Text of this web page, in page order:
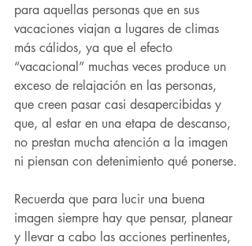
para aquellas personas que en sus
vacaciones viajan a lugares de climas
más cálidos, ya que el efecto
“vacacional” muchas veces produce un
exceso de relajación en las personas,
que creen pasar casi desapercibidas y
que, al estar en una etapa de descanso,
no prestan mucha atención a la imagen
ni piensan con detenimiento qué ponerse.
Recuerda que para lucir una buena
imagen siempre hay que pensar, planear
y llevar a cabo las acciones pertinentes,